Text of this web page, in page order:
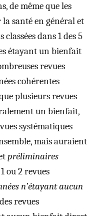
de même que les
santé en général et
dans 1 des 5
étayant un bienfait
revues
cohérentes
plusieurs revues
un bienfait,
systématiques
mais auraient
préliminaires
ou 2 revues
n’étayant aucun
revues